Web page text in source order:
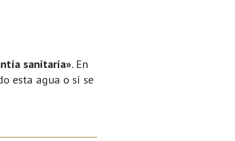
sanitaria». En
esta agua o si se